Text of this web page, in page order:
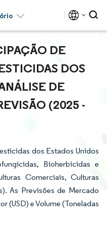
DE
DOS
DE
(2025 -
dos Estados Unidos
Bioherbicidas e
Comerciais, Culturas
As Previsões de Mercado
(USD) e Volume (Toneladas